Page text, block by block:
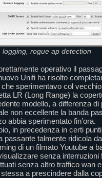
logging, rogue ap detection
operativo il
Unifi ha risolto
sperimentavo col vecchio
LR (Long Range) la
modello, a differenza di
non eccellente la banda
abbia sperimentato fin’ora.
in precedenza in certi
passante talmente ridicola
di un filmato Youtube a
senza
senza altro traffico wan
a prescindere dalla